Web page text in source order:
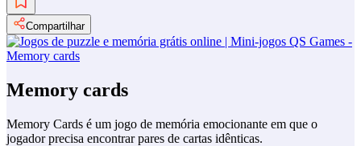
Compartilhar
Memory cards
Memory Cards é um jogo de memória emocionante em que o
jogador precisa encontrar pares de cartas idênticas.